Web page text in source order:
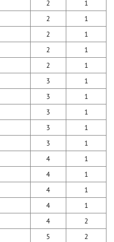
2
1
2
1
2
1
2
1
2
1
3
1
3
1
3
1
3
1
3
1
4
1
4
1
4
1
4
1
4
2
5
2